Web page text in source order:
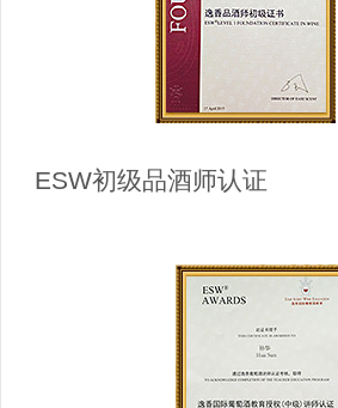
ESW初级品酒师认